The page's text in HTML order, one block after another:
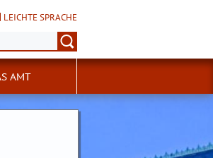
LEICHTE SPRACHE
AMT